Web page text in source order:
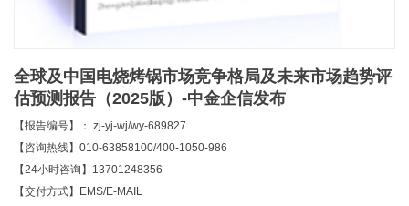
全球及中国电烧烤锅市场竞争格局及未来市场趋势评
估预测报告（2025版）-中金企信发布
【报告编号】： zj-yj-wj/wy-689827
【咨询热线】010-63858100/400-1050-986
【24小时咨询】13701248356
【交付方式】EMS/E-MAIL